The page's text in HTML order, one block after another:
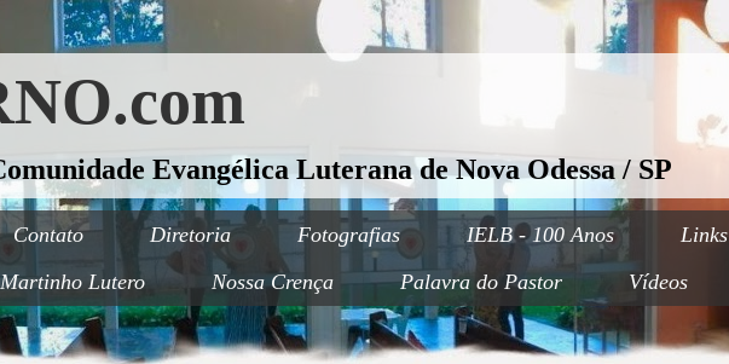
Evangélica Luterana de Nova Odessa / SP
Contato Diretoria Fotografias IELB - 100 Anos
Links
Martinho Lutero Nossa Crença Palavra do Pastor Vídeos